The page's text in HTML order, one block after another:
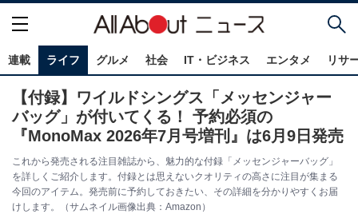
連載 ライフ グルメ 社会 IT・ビジネス エンタメ リサ
【付録】ワイルドシングス「メッセンジャー
バッグ」が付いてくる！ 予約必須の
『MonoMax 2026年7月号増刊』は6月9日発売
これから発売される注目雑誌から、魅力的な付録「メッセンジャーバッグ」
を詳しくご紹介します。付録とは思えないクオリティの高さに注目が集まる
今回のアイテム。発売前に予約しておきたい、その詳細を分かりやすくお届
けします。（サムネイル画像出典：Amazon）